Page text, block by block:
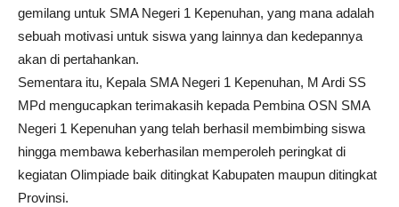
gemilang untuk SMA Negeri 1 Kepenuhan, yang mana adalah
sebuah motivasi untuk siswa yang lainnya dan kedepannya
akan di pertahankan.
Sementara itu, Kepala SMA Negeri 1 Kepenuhan, M Ardi SS
MPd mengucapkan terimakasih kepada Pembina OSN SMA
Negeri 1 Kepenuhan yang telah berhasil membimbing siswa
hingga membawa keberhasilan memperoleh peringkat di
kegiatan Olimpiade baik ditingkat Kabupaten maupun ditingkat
Provinsi.